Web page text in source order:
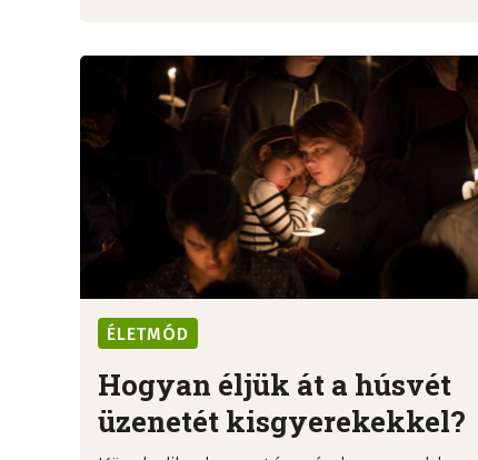
ÉLETMÓD
Hogyan éljük át a húsvét
üzenetét kisgyerekekkel?